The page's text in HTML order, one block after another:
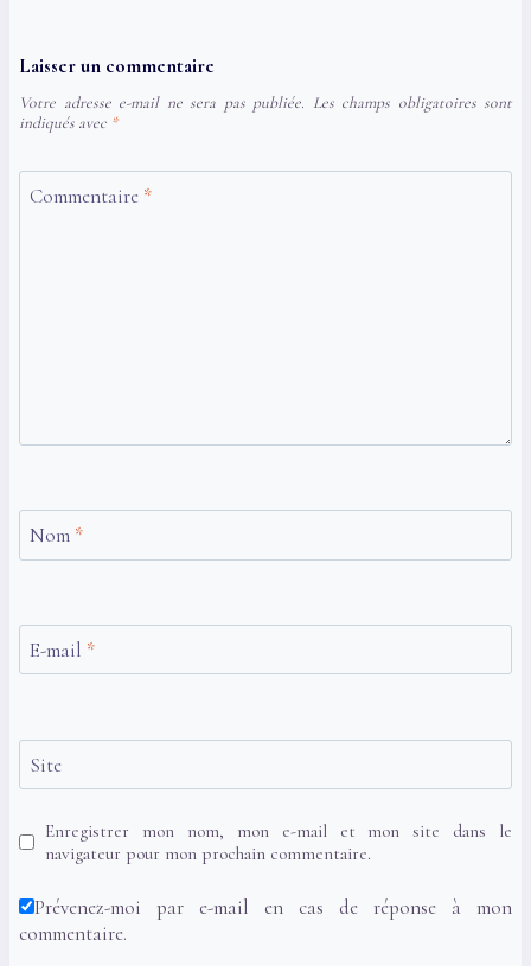
Laisser un commentaire
Votre adresse e-mail ne sera pas publiée. Les champs obligatoires sont
indiqués avec *
Commentaire *
Nom *
E-mail *
Site
Enregistrer mon nom, mon e-mail et mon site dans le
navigateur pour mon prochain commentaire.
Prévenez-moi par e-mail en cas de réponse à mon
commentaire.